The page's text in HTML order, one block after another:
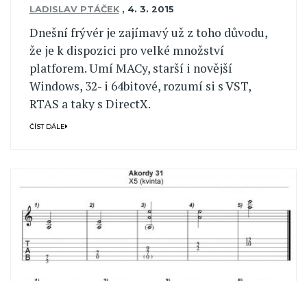
LADISLAV PTÁČEK , 4. 3. 2015
Dnešní frývér je zajímavý už z toho důvodu,
že je k dispozici pro velké množství
platforem. Umí MACy, starší i novější
Windows, 32- i 64bitové, rozumí si s VST,
RTAS a taky s DirectX.
ČÍST DÁLE